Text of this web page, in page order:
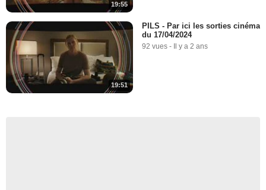
19:55
19:51
PILS - Par ici les sorties cinéma
du 17/04/2024
92 vues - Il y a 2 ans